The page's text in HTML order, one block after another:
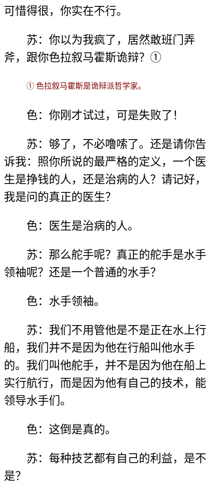
可惜得很，你实在不行。
苏：你以为我疯了，居然敢班门弄
斧，跟你色拉叙马霍斯诡辩？①
① 色拉叙马霍斯是诡辩派哲学家。
色：你刚才试过，可是失败了！
苏：够了，不必噜嗦了。还是请你告
诉我：照你所说的最严格的定义，一个医
生是挣钱的人，还是治病的人？请记好，
我是问的真正的医生？
色：医生是治病的人。
苏：那么舵手呢？真正的舵手是水手
领袖呢？还是一个普通的水手？
色：水手领袖。
苏：我们不用管他是不是正在水上行
船，我们并不是因为他在行船叫他水手
的。我们叫他舵手，并不是因为他在船上
实行航行，而是因为他有自己的技术，能
领导水手们。
色：这倒是真的。
苏：每种技艺都有自己的利益，是不
是？